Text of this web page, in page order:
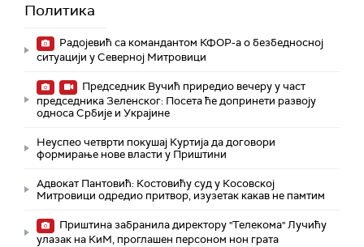
Политика
Радојевић са командантом КФОР-а о безбедносној
ситуацији у Северној Митровици
Председник Вучић приредио вечеру у част
председника Зеленског: Посета ће допринети развоју
односа Србије и Украјине
Неуспео четврти покушај Куртија да договори
формирање нове власти у Приштини
Адвокат Пантовић: Костовићу суд у Косовској
Митровици одредио притвор, изузетак какав не памтим
Приштина забранила директору "Телекома" Лучићу
улазак на КиМ, проглашен персоном нон грата